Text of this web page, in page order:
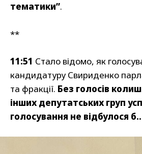
тематики”.
**
11:51 Стало відомо, як
кандидатуру Свириденко
та фракції. Без голосів
інших депутатських груп
голосування не відбулося